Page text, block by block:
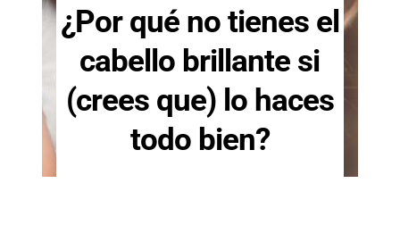
¿Por qué no tienes el
cabello brillante si
(crees que) lo haces
todo bien?